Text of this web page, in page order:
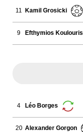
11 Kamil Grosicki
9 Efthymios Koulouris
4 Léo Borges
20 Alexander Gorgon